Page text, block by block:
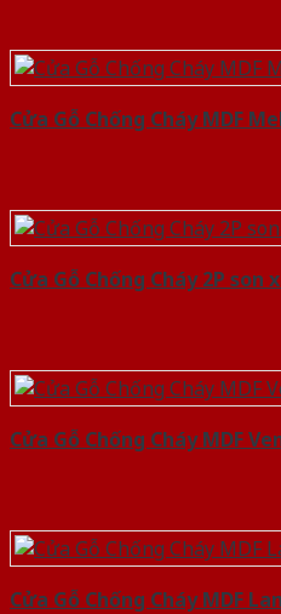
Cửa Gỗ Chống Cháy MDF
Cửa Gỗ Chống Cháy 2P son
Cửa Gỗ Chống Cháy MDF
Cửa Gỗ Chống Cháy MDF